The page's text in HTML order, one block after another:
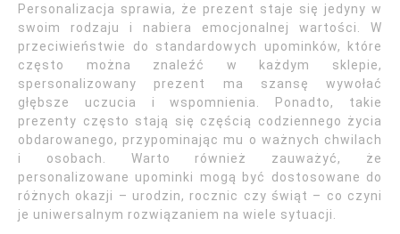
Personalizacja sprawia, że prezent staje się jedyny w
swoim rodzaju i nabiera emocjonalnej wartości. W
przeciwieństwie do standardowych upominków, które
często można znaleźć w każdym sklepie,
spersonalizowany prezent ma szansę wywołać
głębsze uczucia i wspomnienia. Ponadto, takie
prezenty często stają się częścią codziennego życia
obdarowanego, przypominając mu o ważnych chwilach
i osobach. Warto również zauważyć, że
personalizowane upominki mogą być dostosowane do
różnych okazji – urodzin, rocznic czy świąt – co czyni
je uniwersalnym rozwiązaniem na wiele sytuacji.